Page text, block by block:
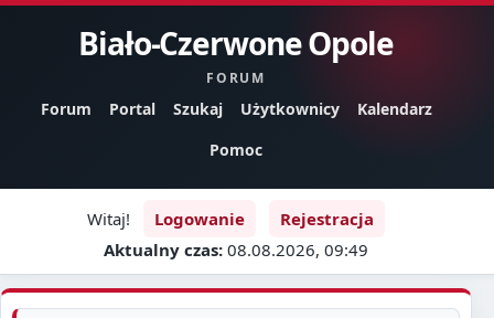
Biało-Czerwone Opole
FORUM
Forum Portal Szukaj Użytkownicy
Kalendarz
Pomoc
Witaj! Logowanie
Rejestracja
Aktualny czas: 08.08.2026, 09:49